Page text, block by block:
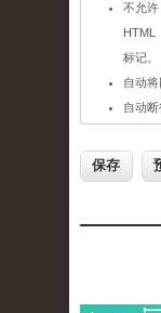
不允许
HTML
标记。
自动
自动断